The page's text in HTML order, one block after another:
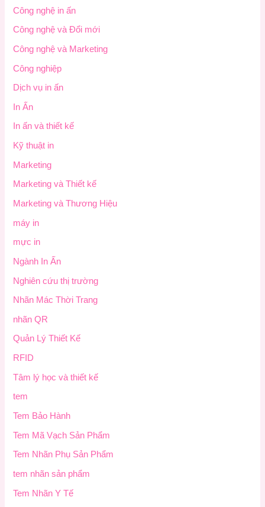
Công nghệ in ấn
Công nghệ và Đổi mới
Công nghệ và Marketing
Công nghiệp
Dịch vụ in ấn
In Ấn
In ấn và thiết kế
Kỹ thuật in
Marketing
Marketing và Thiết kế
Marketing và Thương Hiệu
máy in
mực in
Ngành In Ấn
Nghiên cứu thị trường
Nhãn Mác Thời Trang
nhãn QR
Quản Lý Thiết Kế
RFID
Tâm lý học và thiết kế
tem
Tem Bảo Hành
Tem Mã Vạch Sản Phẩm
Tem Nhãn Phụ Sản Phẩm
tem nhãn sản phẩm
Tem Nhãn Y Tế